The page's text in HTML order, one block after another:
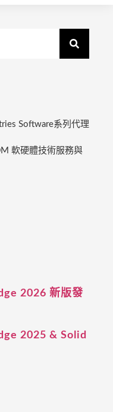
Software系列代理
軟硬體技術服務與
2026 新版發
2025 & Solid